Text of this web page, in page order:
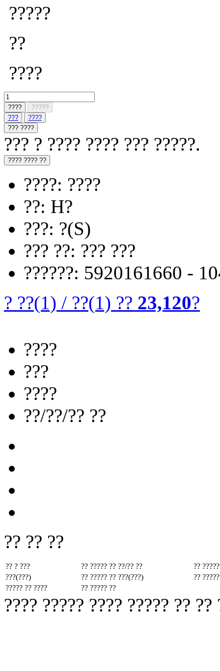
?????
??
????
????
?????
???
????
??? ????
??? ? ???? ???? ??? ?????.
???? ???? ??
????: ????
??: H?
???: ?(S)
??? ??: ??? ???
??????: 5920161660 -
? ??(1) / ??(1) ?? 23,120?
????
???
????
??/??/?? ??
?? ?? ??
?? ? ??? ?? ????? ?? ??/?? ??
??
???(???)
?? ????? ?? ???(???)
??
????? ?? ????
?? ????? ??
???? ????? ???? ????? ??